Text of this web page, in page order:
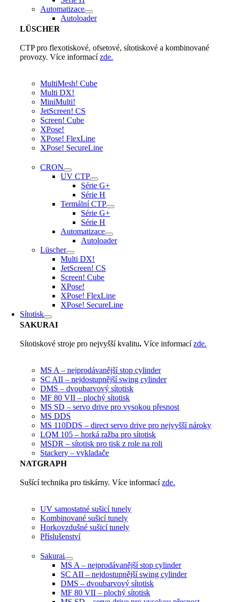
Automatizace
Autoloader
LÜSCHER
CTP pro flexotiskové, ofsetové, sítotiskové a kombinované
provozy. Více informacízde.
MultiMesh! Cube
Multi DX!
MiniMulti!
JetScreen! CS
Screen! Cube
XPose!
XPose! FlexLine
XPose! SecureLine
CRON
UV CTP
Série G+
Série H
Termální CTP
Série G+
Série H
Automatizace
Autoloader
Lüscher
Multi DX!
JetScreen! CS
Screen! Cube
XPose!
XPose! FlexLine
XPose! SecureLine
Sítotisk
SAKURAI
Sítotiskové stroje pro nejvyšší kvalitu. Více informacízde.
MS A – nejprodávanější stop cylinder
SC AII – nejdostupnější swing cylinder
DMS – dvoubarvový sítotisk
MF 80 VII – plochý sítotisk
MS SD – servo drive pro vysokou přesnost
MS DDS
MS 110DDS – direct servo drive pro nejvyšší nároky
LQM 105 – horká ražba pro sítotisk
MSDR – sítotisk pro tisk z role na roli
Stackery – vykladače
NATGRAPH
Sušící technika pro tiskárny. Více informacízde.
UV samostatné sušicí tunely
Kombinované sušicí tunely
Horkovzdušné sušicí tunely
Příslušenství
Sakurai
MS A – nejprodávanější stop cylinder
SC AII – nejdostupnější swing cylinder
DMS – dvoubarvový sítotisk
MF 80 VII – plochý sítotisk